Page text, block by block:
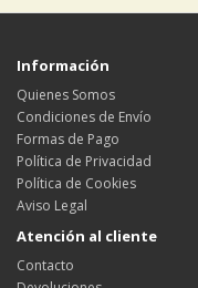
Información
Quienes Somos
Condiciones de Envío
Formas de Pago
Política de Privacidad
Política de Cookies
Aviso Legal
Atención al cliente
Contacto